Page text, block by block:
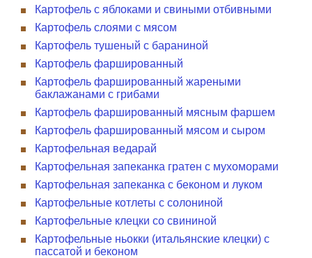
Картофель с яблоками и свиными отбивными
Картофель слоями с мясом
Картофель тушеный с бараниной
Картофель фаршированный
Картофель фаршированный жареными
баклажанами с грибами
Картофель фаршированный мясным фаршем
Картофель фаршированный мясом и сыром
Картофельная ведарай
Картофельная запеканка гратен с мухоморами
Картофельная запеканка с беконом и луком
Картофельные котлеты с солониной
Картофельные клецки со свининой
Картофельные ньокки (итальянские клецки) с
пассатой и беконом